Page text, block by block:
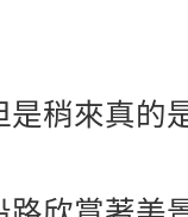
稍來真的